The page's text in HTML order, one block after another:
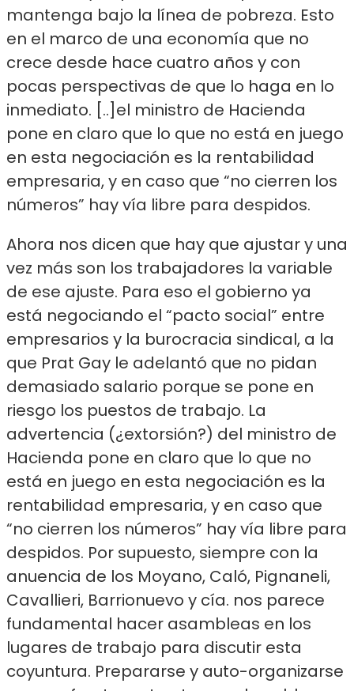
mantenga bajo la línea de pobreza. Esto
en el marco de una economía que no
crece desde hace cuatro años y con
pocas perspectivas de que lo haga en lo
inmediato. [..]el ministro de Hacienda
pone en claro que lo que no está en juego
en esta negociación es la rentabilidad
empresaria, y en caso que “no cierren los
números” hay vía libre para despidos.
Ahora nos dicen que hay que ajustar y una
vez más son los trabajadores la variable
de ese ajuste. Para eso el gobierno ya
está negociando el “pacto social” entre
empresarios y la burocracia sindical, a la
que Prat Gay le adelantó que no pidan
demasiado salario porque se pone en
riesgo los puestos de trabajo. La
advertencia (¿extorsión?) del ministro de
Hacienda pone en claro que lo que no
está en juego en esta negociación es la
rentabilidad empresaria, y en caso que
“no cierren los números” hay vía libre para
despidos. Por supuesto, siempre con la
anuencia de los Moyano, Caló, Pignaneli,
Cavallieri, Barrionuevo y cía. nos parece
fundamental hacer asambleas en los
lugares de trabajo para discutir esta
coyuntura. Prepararse y auto-organizarse